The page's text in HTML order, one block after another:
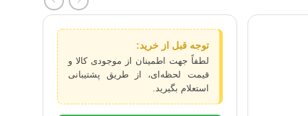
توجه قبل از خرید:
لطفاً جهت اطمینان از موجودی کالا و
قیمت لحظه‌ای، از طریق پشتیبانی
استعلام بگیرید.